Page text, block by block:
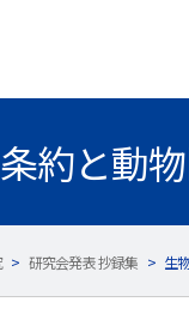
約と動
> 研究会発表 抄録集 > 生